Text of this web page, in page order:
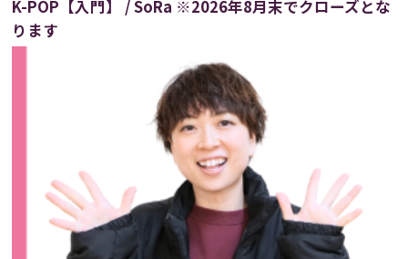
K-POP【入門】 / SoRa ※2026年8月末でクローズとな
ります